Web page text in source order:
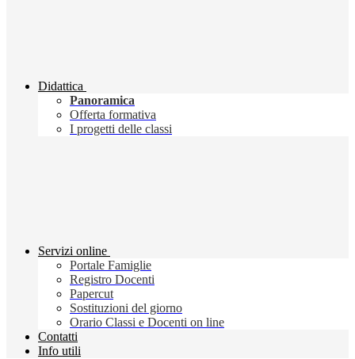
Didattica
Panoramica
Offerta formativa
I progetti delle classi
Servizi online
Portale Famiglie
Registro Docenti
Papercut
Sostituzioni del giorno
Orario Classi e Docenti on line
Contatti
Info utili